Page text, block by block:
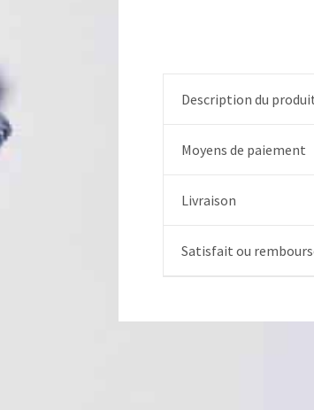
Description du
Moyens de paiement
Livraison
Satisfait ou